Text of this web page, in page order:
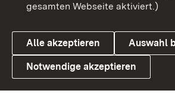
Link zum Landesportal
Datenschutz
Cookies
gesamten Webseite aktiviert.)
Alle akzeptieren Auswahl
Notwendige akzeptieren